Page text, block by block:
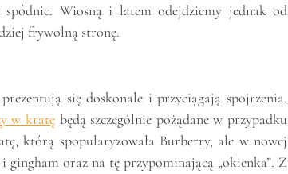
spódnic. Wiosną i latem odejdziemy jednak od
frywolną stronę.
się doskonale i przyciągają spojrzenia.
w kratębędą szczególnie pożądane w przypadku
którą spopularyzowała Burberry, ale w nowej
oraz na tę przypominającą „okienka”. Z